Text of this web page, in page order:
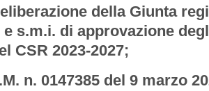
della Giunta
e s.m.i. di approvazione
CSR 2023-2027;
n. 0147385 del 9 marzo